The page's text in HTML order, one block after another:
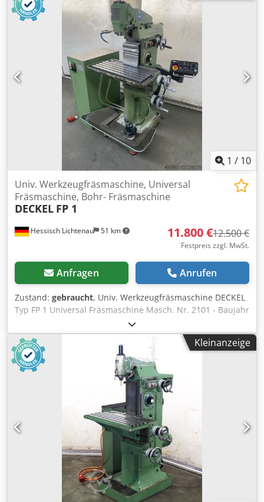
generalüberholt - Tischgröße 600 x 220 mm -
Arbeitsbereich der Achsen - X (längs) 300 mm - Y (quer)
340 mm - Z (senkrecht) 150 mm - Abstand Tischachse zum
Ständer 655 mm Dkodjzrfifepfx Am Aer -
Werkzeugaufnahme ISA 40 - 16 Arbeitsspindeldrehzahlen
40 - 2000 U/min - Vorschubgeschwindigkeiten X -Y - Z
Achsen 10 - 500 mm/min - Eilgänge 1200 mm/min - Antrieb
400 V / 1,1 / 1,3 kW - Platzbedarf ca. B 650 x H 1600 x T
1000 mm - Gewicht ca. 600 Kg - mit: - Streckensteuerung
mit Aktiv - Digitalanzeige - Verschiebbarer
Senkrechtfräskopf mit Bohrpinolle - Zentralschmierung -
starrer Winkeltisch - Spannzangensatz , div Aufnahmen +
Fräser - Rundteiltisch - Schubladenschrank mit
rollengelagerten Schubladen
1 / 10
Hessisch Lichtenau 51 km
Univ. Werkzeugfräsmaschine, Universal
Fräsmaschine, Bohr- Fräsmaschine
DECKEL FP 1
11.800 €12.500 €
Festpreis zzgl. MwSt.
Anfragen Anrufen
Zustand: gebraucht, Univ. Werkzeugfräsmaschine DECKEL
Typ FP 1 Universal Fräsmaschine Masch. Nr. 2101 - Baujahr
1979 Fahrwege manuell X: 300 mm Y: 160 mm Z: 330 mm
Dkedpfjr U St Uex Am Ajr Tischgröße 600 x 210 mm
Spindelaufnahme SK 40 - S20x2 Spindeldrehzahl 40-2000
U/min. 16 Stufen Vorschub X und Y- Achse 5 bis 500
mm/min. Eilgang 1200 mm/min. Motorleistung 1,5 und 1,9
kW polumschaltbar Netzanschluß 380 Volt, 50 Hz -
stufenloser Vorschub in der X- und Z-Achse -
Spindeldrehzahl über 2 Motordrehzahlen und 8
Getriebestufen - Pinolverschiebung am Vertikal-Fräskopf
60 mm - Vertikalfräskopf schwenkbar und 100 mm
horizontal ausfahrbar - fester Winkeltisch 600 x 210 mm -
Kühlmitteleinrichtung im Maschinenfuß - nebenstehender
Schaltschrank - Original Spänewanne zum aufsetzen auf
den Maschinenfuß - Elektroplan vorhanden Platzbedarf L x
B x H 1350 x 1100 x 1700 mm Gewicht 770 kg guter Zustand
Kleinanzeige